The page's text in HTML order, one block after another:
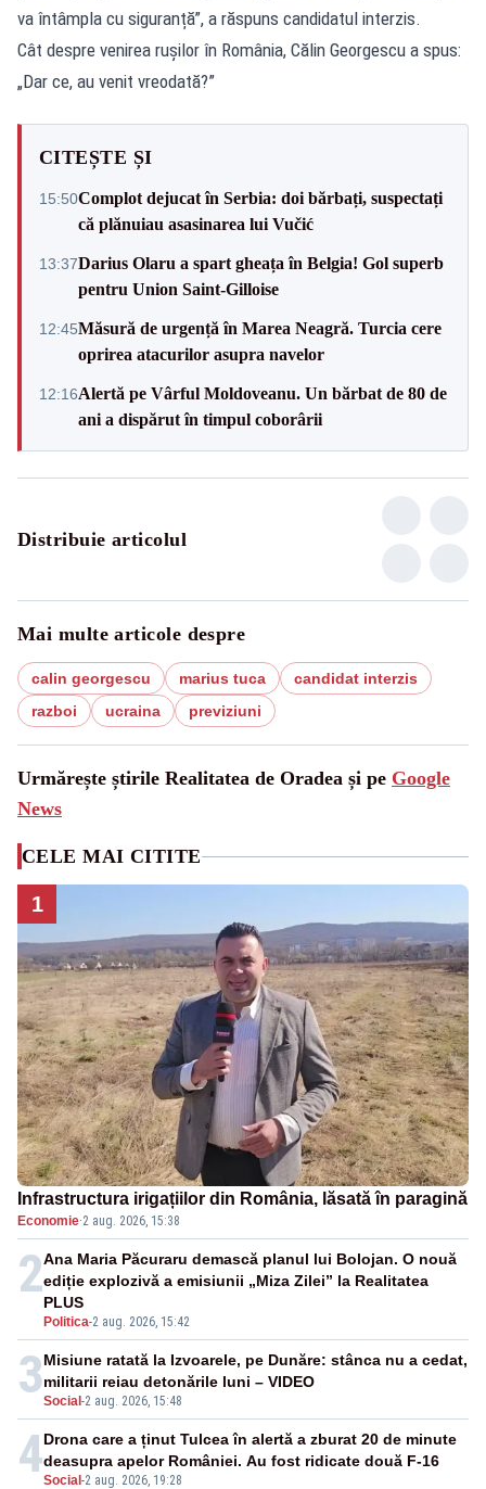
va întâmpla cu siguranță”, a răspuns candidatul interzis.
Cât despre venirea rușilor în România, Călin Georgescu a spus:
„Dar ce, au venit vreodată?”
CITEȘTE ȘI
15:50Complot dejucat în Serbia: doi bărbați, suspectați
că plănuiau asasinarea lui Vučić
13:37Darius Olaru a spart gheața în Belgia! Gol superb
pentru Union Saint-Gilloise
12:45Măsură de urgență în Marea Neagră. Turcia cere
oprirea atacurilor asupra navelor
12:16Alertă pe Vârful Moldoveanu. Un bărbat de 80 de
ani a dispărut în timpul coborârii
Distribuie articolul
Mai multe articole despre
calin georgescu marius tuca
candidat interzis
razboi
ucraina previziuni
Urmărește știrile Realitatea de Oradea și pe Google
News
CELE MAI CITITE
1
Infrastructura irigațiilor din România, lăsată în paragină
Economie·2 aug. 2026, 15:38
2
Politica-2 aug. 2026, 15:42
Ana Maria Păcuraru demască planul lui Bolojan. O nouă
ediție explozivă a emisiunii „Miza Zilei” la Realitatea
PLUS
3Social-2 aug. 2026, 15:48
Misiune ratată la Izvoarele, pe Dunăre: stânca nu a cedat,
militarii reiau detonările luni – VIDEO
4Social-2 aug. 2026, 19:28
Drona care a ținut Tulcea în alertă a zburat 20 de minute
deasupra apelor României. Au fost ridicate două F-16